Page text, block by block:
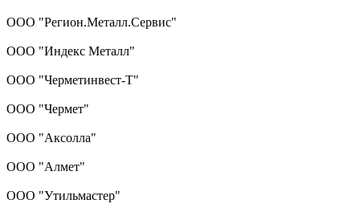
ООО "Регион.Металл.Сервис"
ООО "Индекс Металл"
ООО "Черметинвест-Т"
ООО "Чермет"
ООО "Аксолла"
ООО "Алмет"
ООО "Утильмастер"